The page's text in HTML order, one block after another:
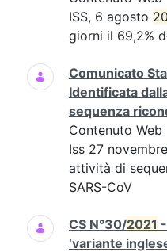
ISS, 6 agosto
giorni il 69,2%
Comunicato
Identificata
sequenza
Contenuto Web
Iss 27 novembre
attività di
SARS-CoV
CS N°30/2021
‘variante